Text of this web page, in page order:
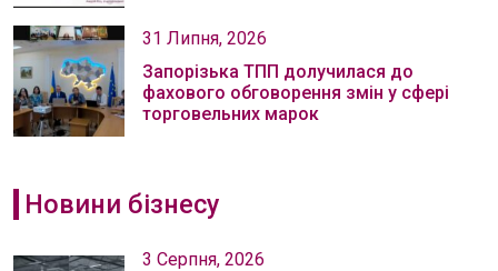
31 Липня, 2026
Запорізька ТПП долучилася до
фахового обговорення змін у сфері
торговельних марок
Новини бізнесу
3 Серпня, 2026